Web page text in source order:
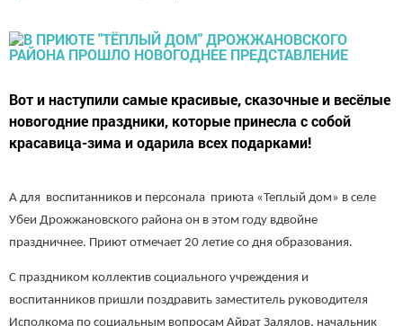
Вот и наступили самые красивые, сказочные и весёлые
новогодние праздники, которые принесла с собой
красавица-зима и одарила всех подарками!
А для воспитанников и персонала приюта «Теплый дом» в селе
Убеи Дрожжановского района он в этом году вдвойне
праздничнее. Приют отмечает 20 летие со дня образования.
С праздником коллектив социального учреждения и
воспитанников пришли поздравить заместитель руководителя
Исполкома по социальным вопросам Айрат Залялов, начальник